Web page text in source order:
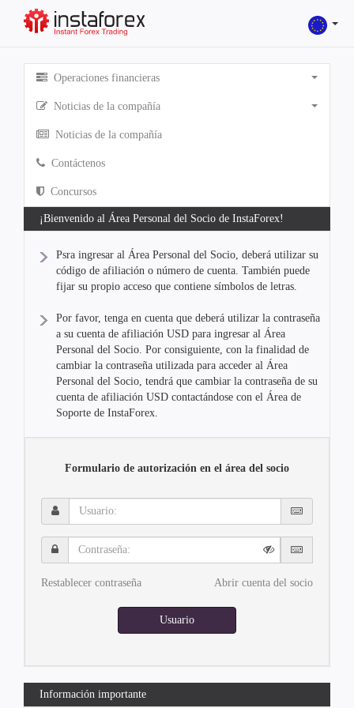
Operaciones financieras
Noticias de la compañía
Noticias de la compañía
Contáctenos
Concursos
¡Bienvenido al Área Personal del Socio de InstaForex!
Psra ingresar al Área Personal del Socio, deberá utilizar su
código de afiliación o número de cuenta. También puede
fijar su propio acceso que contiene símbolos de letras.
Por favor, tenga en cuenta que deberá utilizar la contraseña
a su cuenta de afiliación USD para ingresar al Área
Personal del Socio. Por consiguiente, con la finalidad de
cambiar la contraseña utilizada para acceder al Área
Personal del Socio, tendrá que cambiar la contraseña de su
cuenta de afiliación USD contactándose con el Área de
Soporte de InstaForex.
Formulario de autorización en el área del socio
Usuario:
Contraseña:
Restablecer contraseña Abrir cuenta del socio
Usuario
Información importante